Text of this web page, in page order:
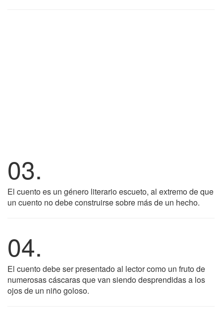
03.
El cuento es un género literario escueto, al extremo de que
un cuento no debe construirse sobre más de un hecho.
04.
El cuento debe ser presentado al lector como un fruto de
numerosas cáscaras que van siendo desprendidas a los
ojos de un niño goloso.